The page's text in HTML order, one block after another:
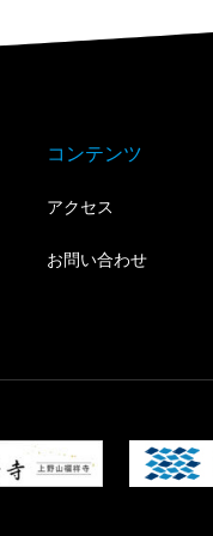
コンテンツ
アクセス
お問い合わせ